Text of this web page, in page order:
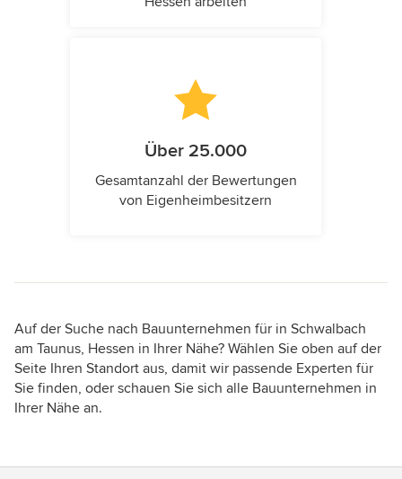
Über 25.000
Gesamtanzahl der Bewertungen
von Eigenheimbesitzern
Auf der Suche nach Bauunternehmen für in Schwalbach
am Taunus, Hessen in Ihrer Nähe? Wählen Sie oben auf der
Seite Ihren Standort aus, damit wir passende Experten für
Sie finden, oder schauen Sie sich alle Bauunternehmen in
Ihrer Nähe an.